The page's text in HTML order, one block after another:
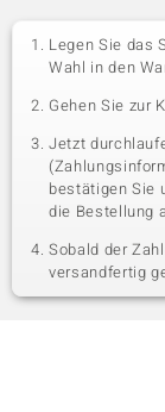
Legen Sie das
Wahl in den
Gehen Sie zur
Jetzt
bestätigen Sie
die Bestellung
Sobald der
versandfertig